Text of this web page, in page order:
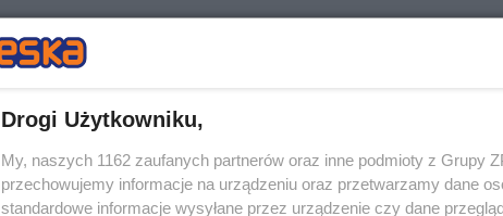
Drogi Użytkowniku,
My, naszych 1162 zaufanych partnerów oraz inne podmioty z Grupy
przechowujemy informacje na urządzeniu oraz przetwarzamy dane
standardowe informacje wysyłane przez urządzenie czy dane